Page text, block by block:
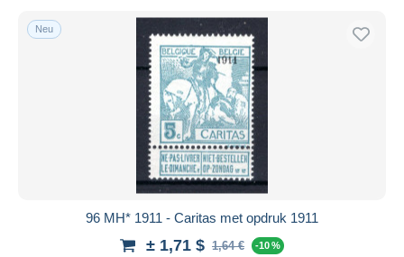
Neu
96 MH* 1911 - Caritas met opdruk 1911
± 1,71 $ 1,64 € -10 %